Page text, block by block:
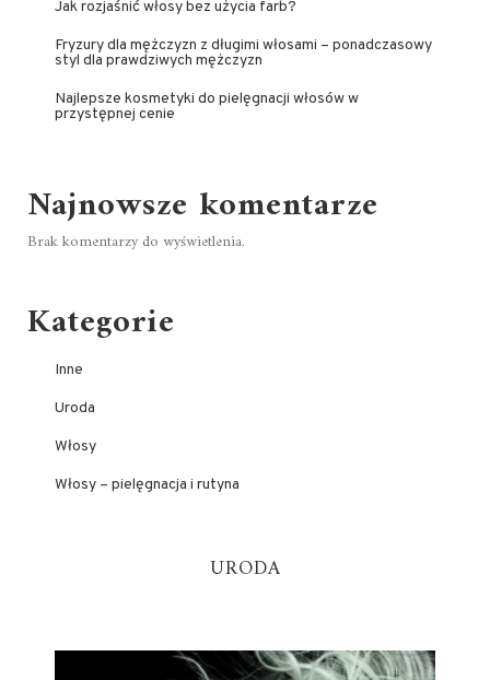
Jak rozjaśnić włosy bez użycia farb?
Fryzury dla mężczyzn z długimi włosami – ponadczasowy
styl dla prawdziwych mężczyzn
Najlepsze kosmetyki do pielęgnacji włosów w
przystępnej cenie
Najnowsze komentarze
Brak komentarzy do wyświetlenia.
Kategorie
Inne
Uroda
Włosy
Włosy – pielęgnacja i rutyna
URODA